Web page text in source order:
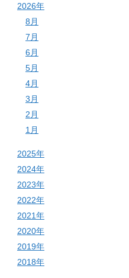
2026年
8月
7月
6月
5月
4月
3月
2月
1月
2025年
2024年
2023年
2022年
2021年
2020年
2019年
2018年